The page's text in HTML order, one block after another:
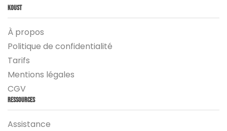
Koust
À propos
Politique de confidentialité
Tarifs
Mentions légales
CGV
Ressources
Assistance